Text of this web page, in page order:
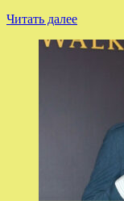
Читать далее
о
театра
вернуть
100
рублей